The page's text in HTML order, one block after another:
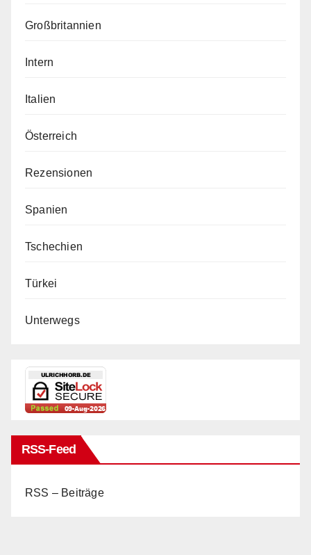
Großbritannien
Intern
Italien
Österreich
Rezensionen
Spanien
Tschechien
Türkei
Unterwegs
RSS-Feed
RSS – Beiträge